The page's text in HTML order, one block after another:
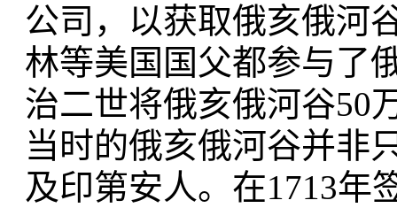
公司，以获取俄亥俄河
林等美国国父都参与了
治二世将俄亥俄河谷50
当时的俄亥俄河谷并非
及印第安人。在1713年